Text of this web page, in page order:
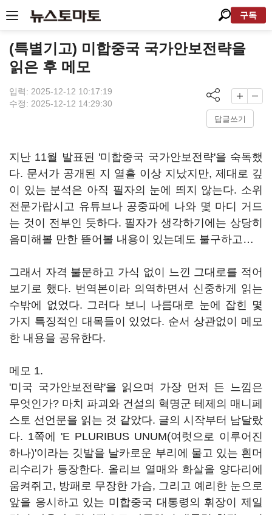
구독
(특별기고) 미합중국 국가안보전략을
읽은 후 메모
입력: 2025-12-12 10:17:19
수정: 2025-12-12 14:29:30
답글쓰기
지난 11월 발표된 '미합중국 국가안보전략'을 숙독했
다. 문서가 공개된 지 열흘 이상 지났지만, 제대로 깊
이 있는 분석은 아직 필자의 눈에 띄지 않는다. 소위
전문가랍시고 유튜브나 공중파에 나와 몇 마디 거드
는 것이 전부인 듯하다. 필자가 생각하기에는 상당히
음미해볼 만한 뜯어볼 내용이 있는데도 불구하고…
그래서 자격 불문하고 가식 없이 느낀 그대로를 적어
보기로 했다. 번역본이라 의역하면서 신중하게 읽는
수밖에 없었다. 그러다 보니 나름대로 눈에 잡힌 몇
가지 특징적인 대목들이 있었다. 순서 상관없이 메모
한 내용을 공유한다.
메모 1.
'미국 국가안보전략'을 읽으며 가장 먼저 든 느낌은
무엇인가? 마치 파괴와 건설의 혁명군 테제의 매니페
스토 선언문을 읽는 것 같았다. 글의 시작부터 남달랐
다. 1쪽에 'E PLURIBUS UNUM(여럿으로 이루어진
하나)'이라는 깃발을 날카로운 부리에 물고 있는 흰머
리수리가 등장한다. 올리브 열매와 화살을 양다리에
움켜쥐고, 방패로 무장한 가슴, 그리고 예리한 눈으로
앞을 응시하고 있는 미합중국 대통령의 휘장이 제일